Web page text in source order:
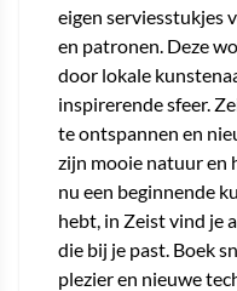
eigen serviesstukjes
en patronen. Deze
door lokale
inspirerende sfeer.
te ontspannen en
zijn mooie natuur en
nu een beginnende
hebt, in Zeist vind je
die bij je past. Boek
plezier en nieuwe